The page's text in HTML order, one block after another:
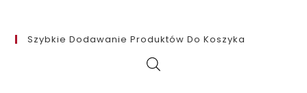
Szybkie Dodawanie Produktów Do Koszyka